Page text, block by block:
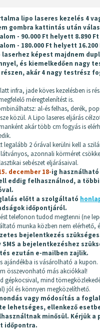
lipo laseres kezelés 4
gombra kattintás után
- 90.000 Ft helyett 8.890 Ft
- 180.000 Ft helyett 16.200
laserhez képest majdnem
és kiemelkedően nagy
akár 4 nagy testrész
infra, jade köves kezelésben is
méregtelenítést is.
al-és felhas, derék,
közül. A Lipo laseres eljárás
akár több cm fogyás is
legalább 2 órával kerülni kell a
azonnali körméret
sebészet eljárásaival.
december 18-ig használható
eddig felhasználnod, a
előtt a szolgáltató
időpontjáról.
telefonon tudod megtenni (ne
munka közben nem elérhető,
bejelentkezés
SMS a bejelentkezéshez
ezután e-mailben zajlik.
ajándékba is vásárolható a kupon.
összevonható más akciókkal!
gépkocsival, mind
jól és könnyen megközelíthető.
vagy módosítás a
lehetséges, ellenkező
minősül. Kérjük a
időpontra.